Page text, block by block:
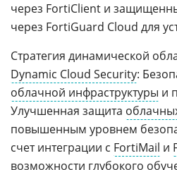
через FortiClient и
через FortiGuard Cloud для
Стратегия динамической
Dynamic Cloud Security:
облачной инфраструктуры и
Улучшенная защита
повышенным уровнем
счет интеграции с FortiMail и
возможности глубокого